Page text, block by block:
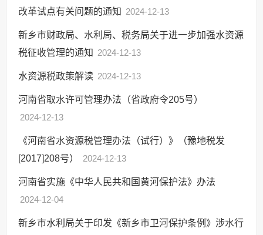
改革试点有关问题的通知 2024-12-13
新乡市财政局、水利局、税务局关于进一步加强水资源
税征收管理的通知 2024-12-13
水资源税政策解读 2024-12-13
河南省取水许可管理办法（省政府令205号）
2024-12-13
《河南省水资源税管理办法（试行）》（豫地税发
[2017]208号）
2024-12-13
河南省实施《中华人民共和国黄河保护法》办法
2024-12-04
新乡市水利局关于印发《新乡市卫河保护条例》涉水行